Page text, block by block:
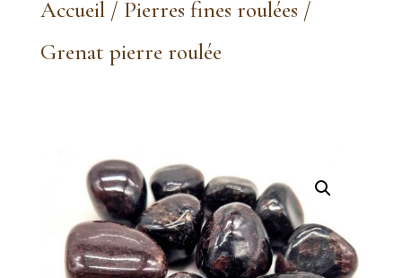
Accueil/ Pierres fines roulées /
Grenat pierre roulée